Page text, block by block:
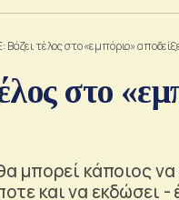
Βάζει τέλος στο «εμπόριο»
στο
μπορεί κάποιος να
και να εκδώσει -